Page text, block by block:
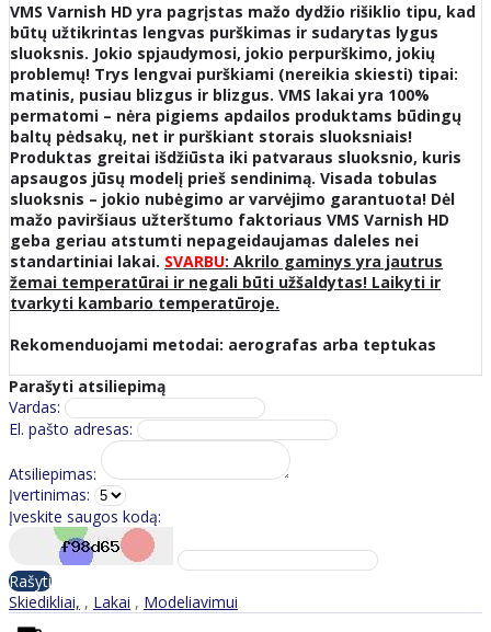
VMS Varnish HD yra pagrįstas mažo dydžio rišiklio tipu, kad
būtų užtikrintas lengvas purškimas ir sudarytas lygus
sluoksnis. Jokio spjaudymosi, jokio perpurškimo, jokių
problemų! Trys lengvai purškiami (nereikia skiesti) tipai:
matinis, pusiau blizgus ir blizgus. VMS lakai yra 100%
permatomi – nėra pigiems apdailos produktams būdingų
baltų pėdsakų, net ir purškiant storais sluoksniais!
Produktas greitai išdžiūsta iki patvaraus sluoksnio, kuris
apsaugos jūsų modelį prieš sendinimą. Visada tobulas
sluoksnis – jokio nubėgimo ar varvėjimo garantuota! Dėl
mažo paviršiaus užterštumo faktoriaus VMS Varnish HD
geba geriau atstumti nepageidaujamas daleles nei
standartiniai lakai. SVARBU: Akrilo gaminys yra jautrus
žemai temperatūrai ir negali būti užšaldytas! Laikyti ir
tvarkyti kambario temperatūroje.
Rekomenduojami metodai: aerografas arba teptukas
Parašyti atsiliepimą
Vardas:
El. pašto adresas:
Atsiliepimas:
Įvertinimas:
Įveskite saugos kodą:
Rašyti
Skiedikliai, , Lakai , Modeliavimui